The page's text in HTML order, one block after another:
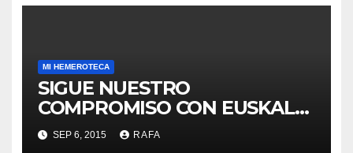
MI HEMEROTECA
SIGUE NUESTRO
COMPROMISO CON EUSKAL
HERRIA
SEP 6, 2015 RAFA